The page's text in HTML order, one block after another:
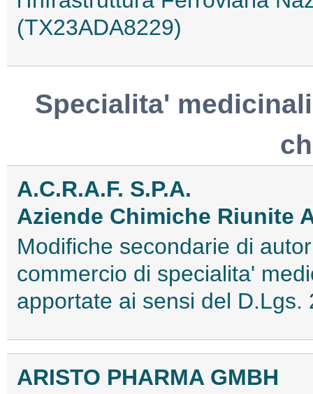
(TX23ADA8229)
Specialita'
A.C.R.A.F. S.P.A.
Aziende Chimiche Riunite
Modifiche secondarie di
commercio di specialita'
apportate ai sensi del
ARISTO PHARMA GMBH